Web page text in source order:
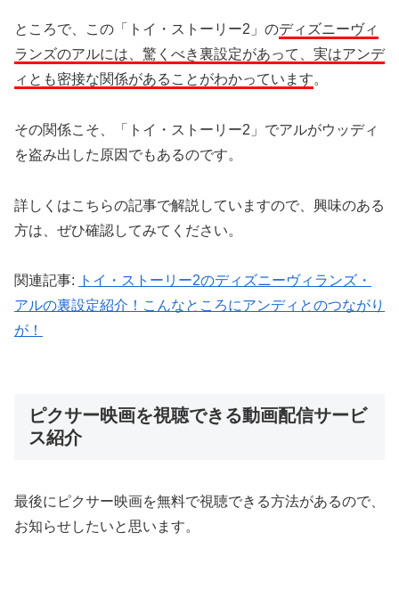
ところで、この「トイ・ストーリー2」のディズニーヴィ
ランズのアルには、驚くべき裏設定があって、実はアンデ
ィとも密接な関係があることがわかっています。
その関係こそ、「トイ・ストーリー2」でアルがウッディ
を盗み出した原因でもあるのです。
詳しくはこちらの記事で解説していますので、興味のある
方は、ぜひ確認してみてください。
関連記事:
トイ・ストーリー2のディズニーヴィランズ・
アルの裏設定紹介！こんなところにアンディとのつながり
が！
ピクサー映画を視聴できる動画配信サービ
ス紹介
最後にピクサー映画を無料で視聴できる方法があるので、
お知らせしたいと思います。